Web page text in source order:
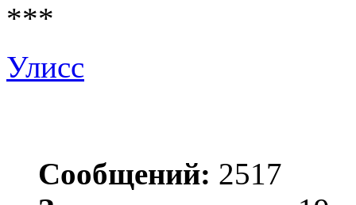
***
Улисс
Сообщений: 2517